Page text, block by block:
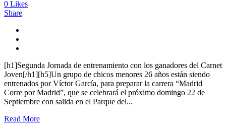
0 Likes
Share
[h1]Segunda Jornada de entrenamiento con los ganadores del Carnet
Joven[/h1][h5]Un grupo de chicos menores 26 años están siendo
entrenados por Víctor García, para preparar la carrera “Madrid
Corre por Madrid”, que se celebrará el próximo domingo 22 de
Septiembre con salida en el Parque del...
Read More